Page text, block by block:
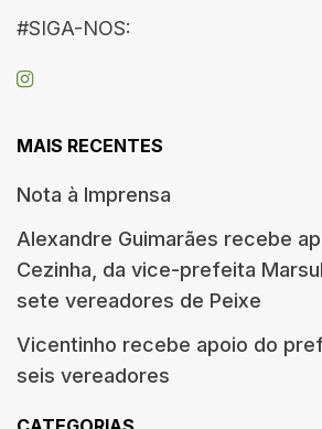
#SIGA-NOS:
MAIS RECENTES
Nota à Imprensa
Alexandre Guimarães recebe
Cezinha, da vice-prefeita
sete vereadores de Peixe
Vicentinho recebe apoio do
seis vereadores